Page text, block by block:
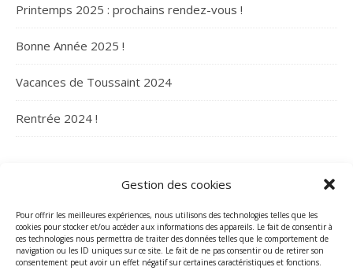
Gestion des cookies
Pour offrir les meilleures expériences, nous utilisons des technologies telles que les
cookies pour stocker et/ou accéder aux informations des appareils. Le fait de consentir à
ces technologies nous permettra de traiter des données telles que le comportement de
navigation ou les ID uniques sur ce site. Le fait de ne pas consentir ou de retirer son
consentement peut avoir un effet négatif sur certaines caractéristiques et fonctions.
Printemps 2025 : prochains rendez-vous !
Bonne Année 2025 !
Vacances de Toussaint 2024
Rentrée 2024 !
ARCHIVES
Archives